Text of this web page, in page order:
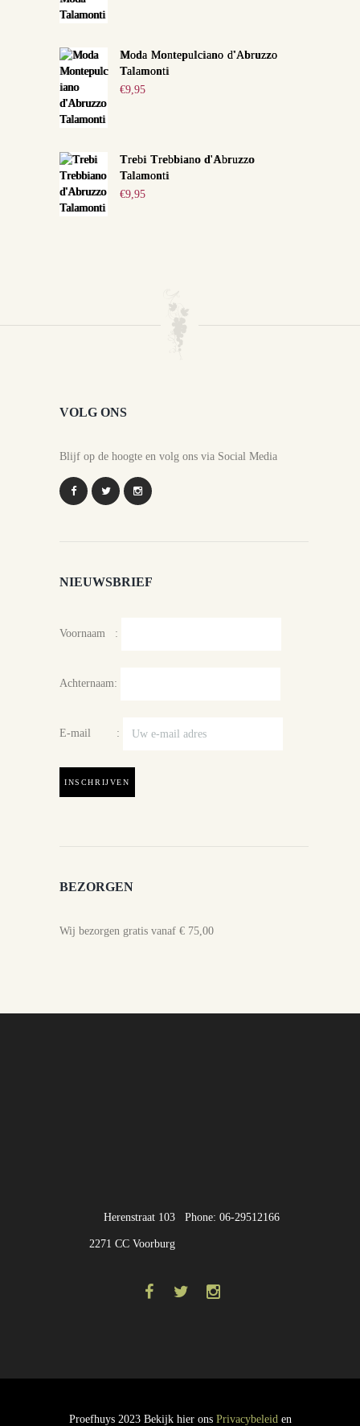
Moda Montepulciano d'Abruzzo
Talamonti
€9,95
Trebi Trebbiano d'Abruzzo
Talamonti
€9,95
VOLG ONS
Blijf op de hoogte en volg ons via Social Media
NIEUWSBRIEF
Voornaam :
Achternaam:
E-mail :
BEZORGEN
Wij bezorgen gratis vanaf € 75,00
Phone: 06-29512166
Herenstraat 103
2271 CC Voorburg
Proefhuys 2023 Bekijk hier ons Privacybeleiden